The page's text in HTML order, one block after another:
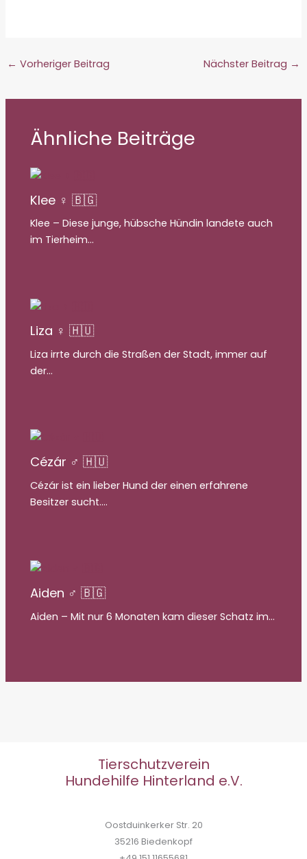
← Vorheriger Beitrag Nächster Beitrag →
Ähnliche Beiträge
Klee ♀ 🇧🇬
Klee – Diese junge, hübsche Hündin landete auch
im Tierheim…
Liza ♀ 🇭🇺
Liza irrte durch die Straßen der Stadt, immer auf
der…
Cézár ♂ 🇭🇺
Cézár ist ein lieber Hund der einen erfahrene
Besitzer sucht.…
Aiden ♂ 🇧🇬
Aiden – Mit nur 6 Monaten kam dieser Schatz im…
Tierschutzverein
Hundehilfe Hinterland e.V.
Oostduinkerker Str. 20
35216 Biedenkopf